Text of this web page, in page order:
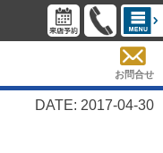
お問合せ
DATE: 2017-04-30